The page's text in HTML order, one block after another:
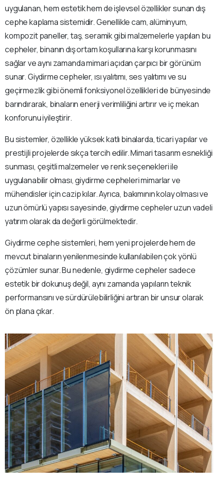
uygulanan, hem estetik hem de işlevsel özellikler sunan dış
cephe kaplama sistemidir. Genellikle cam, alüminyum,
kompozit paneller, taş, seramik gibi malzemelerle yapılan bu
cepheler, binanın dış ortam koşullarına karşı korunmasını
sağlar ve aynı zamanda mimari açıdan çarpıcı bir görünüm
sunar. Giydirme cepheler, ısı yalıtımı, ses yalıtımı ve su
geçirmezlik gibi önemli fonksiyonel özellikleri de bünyesinde
barındırarak, binaların enerji verimliliğini artırır ve iç mekan
konforunu iyileştirir.
Bu sistemler, özellikle yüksek katlı binalarda, ticari yapılar ve
prestijli projelerde sıkça tercih edilir. Mimari tasarım esnekliği
sunması, çeşitli malzemeler ve renk seçenekleri ile
uygulanabilir olması, giydirme cepheleri mimarlar ve
mühendisler için cazip kılar. Ayrıca, bakımının kolay olması ve
uzun ömürlü yapısı sayesinde, giydirme cepheler uzun vadeli
yatırım olarak da değerli görülmektedir.
Giydirme cephe sistemleri, hem yeni projelerde hem de
mevcut binaların yenilenmesinde kullanılabilen çok yönlü
çözümler sunar. Bu nedenle, giydirme cepheler sadece
estetik bir dokunuş değil, aynı zamanda yapıların teknik
performansını ve sürdürülebilirliğini artıran bir unsur olarak
ön plana çıkar.